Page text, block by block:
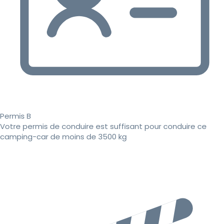
Permis B
Votre permis de conduire est suffisant pour conduire ce
camping-car de moins de 3500 kg